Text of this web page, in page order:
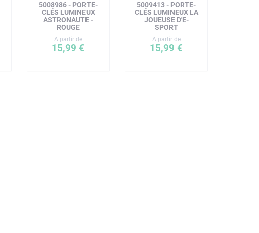
5008986 - PORTE-
CLÉS LUMINEUX
ASTRONAUTE -
ROUGE
A partir de
15,99 €
5009413 - PORTE-
CLÉS LUMINEUX LA
JOUEUSE D'E-
SPORT
A partir de
15,99 €